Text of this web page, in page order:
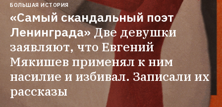
БОЛЬШАЯ ИСТОРИЯ
«Самый скандальный поэт
Ленинграда»Две девушки
заявляют, что Евгений
Мякишев применял к ним
насилие и избивал. Записали их
рассказы